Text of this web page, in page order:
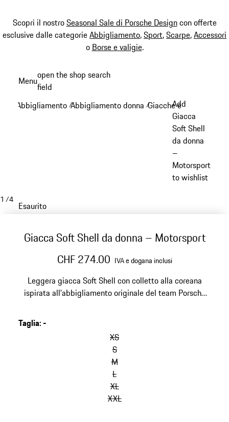
Scopri il nostroSeasonal Sale di Porsche Designcon offerte
esclusive dalle categorieAbbigliamento,Sport,Scarpe,Accessori
o Borse e valigie.
principale
Menuopen the shop search
field
Abbigliamento /Abbigliamento donna /Giacche e cappotti -
Add
Giacca
Soft Shell
da donna
–
Motorsport
to wishlist
1 /4
Esaurito
Giacca Soft Shell da donna – Motorsport
CHF 274.00 IVA e dogana inclusi
Leggera giacca Soft Shell con colletto alla coreana
ispirata all'abbigliamento originale del team Porsche
Taglia:-
XS
S
M
L
XL
XXL